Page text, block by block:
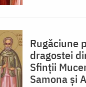
Rugăciune
dragostei
Sfinţii
Samona şi